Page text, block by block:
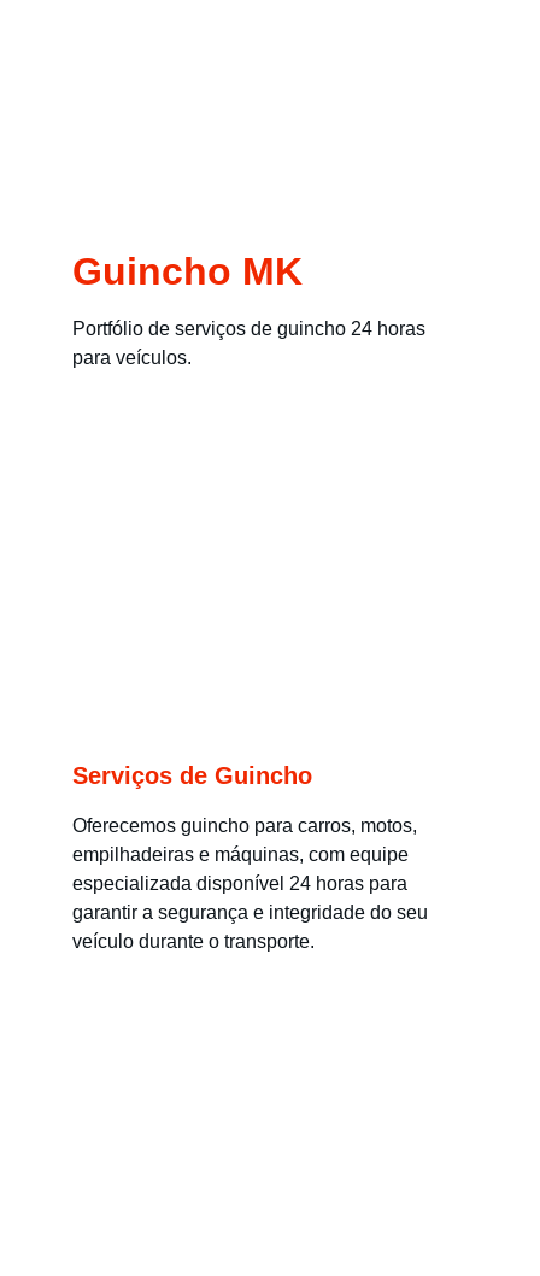
Guincho MK
Portfólio de serviços de guincho 24 horas
para veículos.
Serviços de Guincho
Oferecemos guincho para carros, motos,
empilhadeiras e máquinas, com equipe
especializada disponível 24 horas para
garantir a segurança e integridade do seu
veículo durante o transporte.